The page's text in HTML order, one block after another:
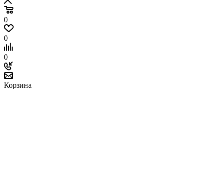
0
0
0
Корзина